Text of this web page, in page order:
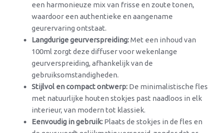
een harmonieuze mix van frisse en zoute tonen,
waardoor een authentieke en aangename
geurervaring ontstaat.
Langdurige geurverspreiding:Met een inhoud van
100ml zorgt deze diffuser voor wekenlange
geurverspreiding, afhankelijk van de
gebruiksomstandigheden.
Stijlvol en compact ontwerp: De minimalistische fles
met natuurlijke houten stokjes past naadloos in elk
interieur, van modern tot klassiek.
Eenvoudig in gebruik: Plaats de stokjes in de fles en